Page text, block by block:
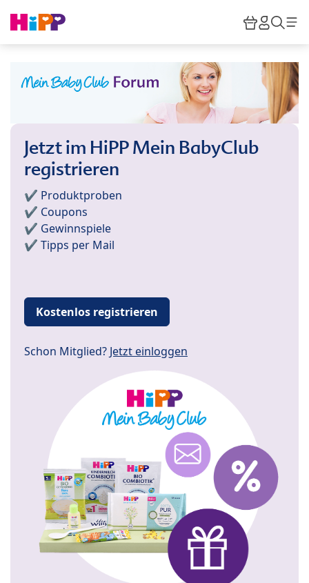
HiPP
Jetzt im HiPP Mein BabyClub
registrieren
✔️ Produktproben
✔️ Coupons
✔️ Gewinnspiele
✔️ Tipps per Mail
Kostenlos registrieren
Schon Mitglied? Jetzt einloggen